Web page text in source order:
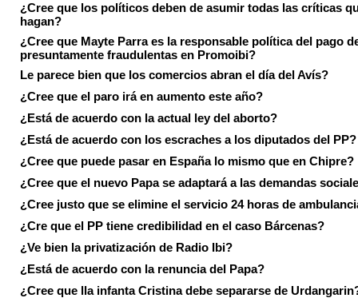
¿Cree que los políticos deben de asumir todas las críticas
hagan?
¿Cree que Mayte Parra es la responsable política del pago
presuntamente fraudulentas en Promoibi?
Le parece bien que los comercios abran el día del Avís?
¿Cree que el paro irá en aumento este año?
¿Está de acuerdo con la actual ley del aborto?
¿Está de acuerdo con los escraches a los diputados del PP?
¿Cree que puede pasar en España lo mismo que en Chipre?
¿Cree que el nuevo Papa se adaptará a las demandas
¿Cree justo que se elimine el servicio 24 horas de
¿Cre que el PP tiene credibilidad en el caso Bárcenas?
¿Ve bien la privatización de Radio Ibi?
¿Está de acuerdo con la renuncia del Papa?
¿Cree que lla infanta Cristina debe separarse de